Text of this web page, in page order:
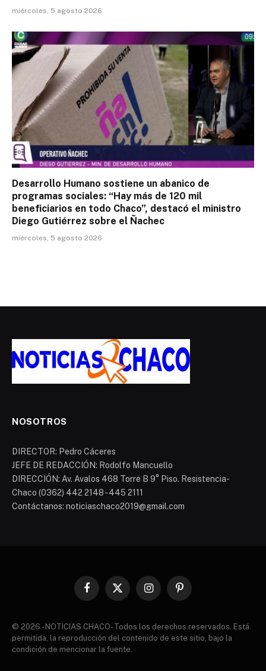
miércoles, 5 agosto 2026
Desarrollo Humano sostiene un abanico de
programas sociales: “Hay más de 120 mil
beneficiarios en todo Chaco”, destacó el ministro
Diego Gutiérrez sobre el Ñachec
miércoles, 5 agosto 2026
NOSOTROS
DIRECTOR: Pedro Cáceres
JEFE DE REDACCIÓN: Rodolfo Mancuello
DIRECCIÓN: Av. Avalos 468 Torre B 9° Piso. Resistencia-
Chaco (0362) 442 2148 - 445 2111
Contáctanos: noticiaschaco2019@gmail.com
Facebook
X
InstagramPinterest
© 2026 - NOTICIAS CHACO- Todos los derechos reservados. Está
permitida, la reproducción del contenido de este sitio, bajo la
condición de mencionar la fuente.